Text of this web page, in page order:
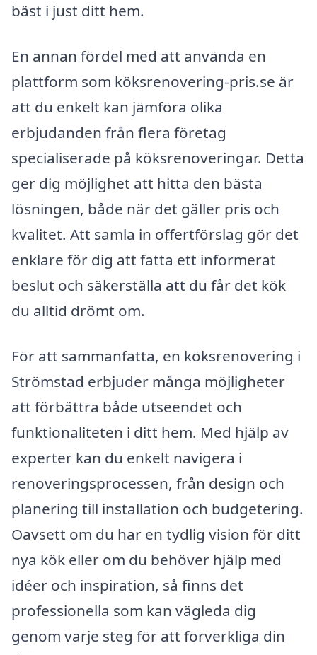
bäst i just ditt hem.
En annan fördel med att använda en
plattform som köksrenovering-pris.se är
att du enkelt kan jämföra olika
erbjudanden från flera företag
specialiserade på köksrenoveringar. Detta
ger dig möjlighet att hitta den bästa
lösningen, både när det gäller pris och
kvalitet. Att samla in offertförslag gör det
enklare för dig att fatta ett informerat
beslut och säkerställa att du får det kök
du alltid drömt om.
För att sammanfatta, en köksrenovering i
Strömstad erbjuder många möjligheter
att förbättra både utseendet och
funktionaliteten i ditt hem. Med hjälp av
experter kan du enkelt navigera i
renoveringsprocessen, från design och
planering till installation och budgetering.
Oavsett om du har en tydlig vision för ditt
nya kök eller om du behöver hjälp med
idéer och inspiration, så finns det
professionella som kan vägleda dig
genom varje steg för att förverkliga din